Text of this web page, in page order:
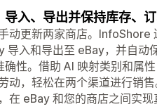
入、导出并保持库存、
动更新两家商店。
导入和导出至 eBay，并自动
确性。借助 AI 映射类别和属
动，轻松在两个渠道进行销售
在 eBay 和您的商店之间实现